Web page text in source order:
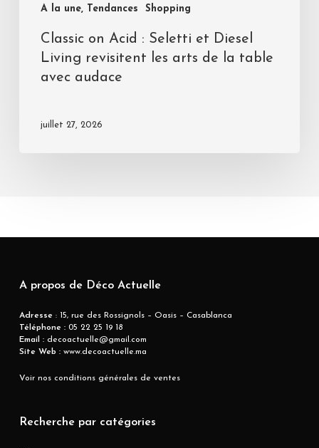
A la une, Tendances Shopping
Classic on Acid : Seletti et Diesel
Living revisitent les arts de la table
avec audace
juillet 27, 2026
A propos de Déco Actuelle
Adresse : 15, rue des Rossignols – Oasis – Casablanca
Téléphone :05 22 25 19 18
Email :decoactuelle@gmail.com
Site Web :www.decoactuelle.ma
Voir nos conditions générales de ventes
Recherche par catégories